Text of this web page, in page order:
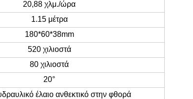
20,88 χλμ./ώρα
1.15 μέτρα
180*60*38mm
520 χιλιοστά
80 χιλιοστά
20°
έλαιο ανθεκτικό στην φθορά